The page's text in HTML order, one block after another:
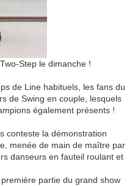
Step le dimanche !
de Line habituels, les fans du
de Swing en couple, lesquels
également présents !
conteste la démonstration
menée de main de maître par
danseurs en fauteil roulant et
partie du grand show